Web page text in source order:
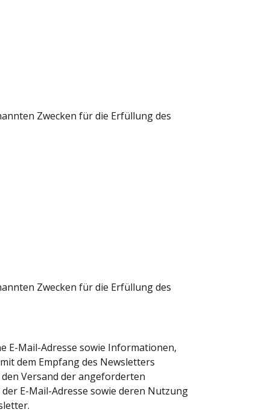
Zwecken für die Erfüllung des
Zwecken für die Erfüllung des
E-Mail-Adresse sowie Informationen,
dem Empfang des Newsletters
Versand der angeforderten
E-Mail-Adresse sowie deren Nutzung